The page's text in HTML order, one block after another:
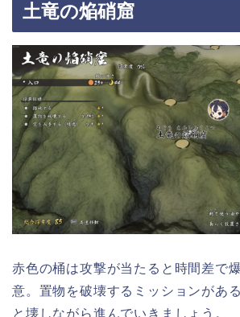
土竜の焔硝窟
赤色の桶は攻撃が当たると時間差で
意。置物を破壊するミッションがあ
と壊しながら進んでいきましょう。